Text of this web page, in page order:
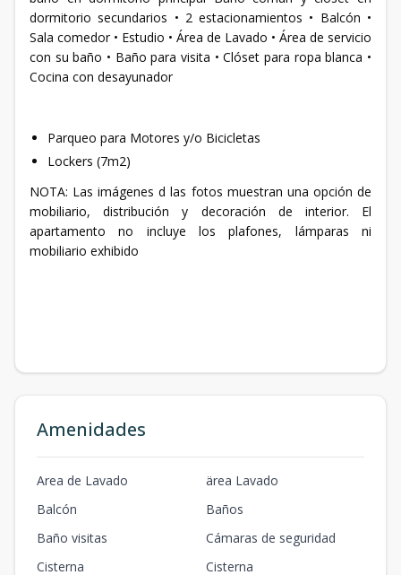
dormitorio secundarios • 2 estacionamientos • Balcón •
Sala comedor • Estudio • Área de Lavado • Área de servicio
con su baño • Baño para visita • Clóset para ropa blanca •
Cocina con desayunador
Parqueo para Motores y/o Bicicletas
Lockers (7m2)
NOTA: Las imágenes d las fotos muestran una opción de
mobiliario, distribución y decoración de interior. El
apartamento no incluye los plafones, lámparas ni
mobiliario exhibido
Amenidades
Area de Lavado
ärea Lavado
Balcón
Baños
Baño visitas
Cámaras de seguridad
Cisterna
Cisterna